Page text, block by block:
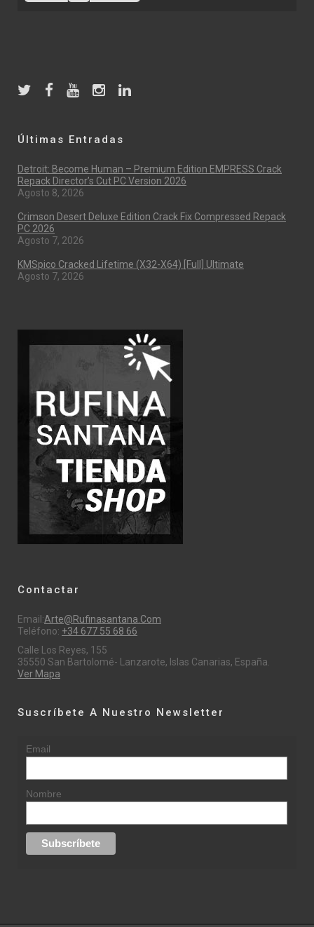
Últimas Entradas
Detroit: Become Human – Premium Edition EMPRESS Crack
Repack Director’s Cut PC Version 2026
Agosto 8, 2026
Crimson Desert Deluxe Edition Crack Fix Compressed Repack
PC 2026
Agosto 7, 2026
KMSpico Cracked Lifetime (x32-X64) [Full] Ultimate
Agosto 7, 2026
Contactar
Email:Arte@rufinasantana.com
Teléfono: +34 677 55 68 66
Calle Los Reyes, 155
35550 San Bartolomé- Lanzarote, Islas Canarias, España.
Ver Mapa
Suscríbete A Nuestro Newsletter
Email
Nombre